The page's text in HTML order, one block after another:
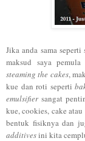
Jika anda sama
maksud saya
steaming the cakes,
kue dan roti seperti
emulsifiersangat
kue, cookies, cake
bentuk fisiknya dan
additivesini kita